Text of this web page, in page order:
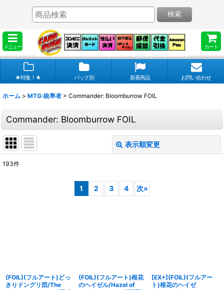
メニュー カート
検索
★特集！★ パック別 新着商品 お問い合わせ
ホーム > MTG:統率者 > Commander: Bloomburrow FOIL
Commander: Bloomburrow FOIL
表示順変更
193件
1 2 3 4 次»
(FOIL)(フルアート)どっ
きりドングリ団/The
(FOIL)(フルアート)根花
のヘイゼル/Hazel of
[EX+](FOIL)(フルアー
ト)根花のヘイゼ